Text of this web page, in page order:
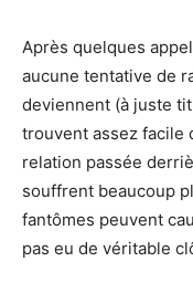
Après quelques
aucune tentative de
deviennent (à juste
trouvent assez facile
relation passée
souffrent beaucoup
fantômes peuvent
pas eu de véritable